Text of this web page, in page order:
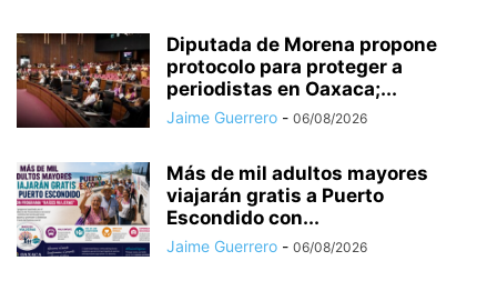
Diputada de Morena propone
protocolo para proteger a
periodistas en Oaxaca;...
Jaime Guerrero - 06/08/2026
Más de mil adultos mayores
viajarán gratis a Puerto
Escondido con...
Jaime Guerrero - 06/08/2026